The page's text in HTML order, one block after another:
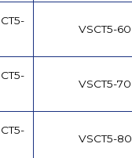
VSCT5-60
VSCT5-70
VSCT5-80